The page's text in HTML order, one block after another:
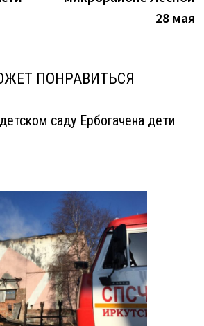
28 мая
ПОНРАВИТЬСЯ
саду Ербогачена дети